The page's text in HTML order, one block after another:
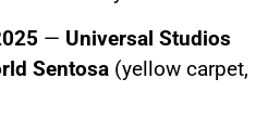
— Universal Studios
Sentosa (yellow carpet,